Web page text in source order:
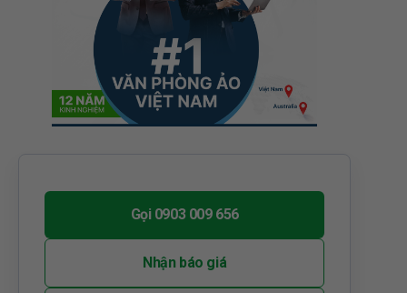
Gọi 0903 009 656
Nhận báo giá